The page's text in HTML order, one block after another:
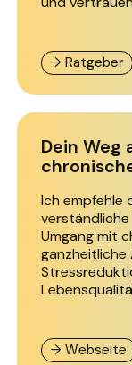
→ Ratgeber
Dein Weg
Ich empfehle
verständliche
Umgang mit
ganzheitliche
→ Webseite